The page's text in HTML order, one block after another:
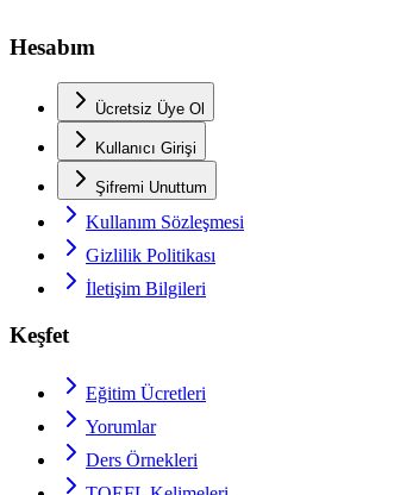
Hesabım
Ücretsiz Üye Ol
Kullanıcı Girişi
Şifremi Unuttum
Kullanım Sözleşmesi
Gizlilik Politikası
İletişim Bilgileri
Keşfet
Eğitim Ücretleri
Yorumlar
Ders Örnekleri